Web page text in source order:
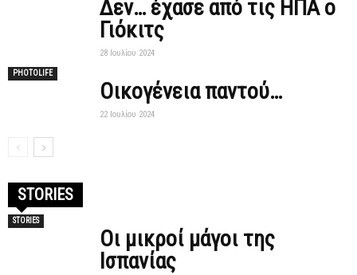
Δεν… έχασε από τις ΗΠΑ ο
Γιόκιτς
28 Ιουλίου 2024
PHOTOLIFE
Οικογένεια παντού…
22 Ιουλίου 2024
STORIES
STORIES
Οι μικροί μάγοι της
Ισπανίας